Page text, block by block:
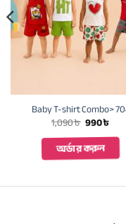
Baby T-shirt Combo>
1,090৳ Original
price
was:
1,090 ৳ .
990৳
is:
990 ৳ .
অর্ডার করুন